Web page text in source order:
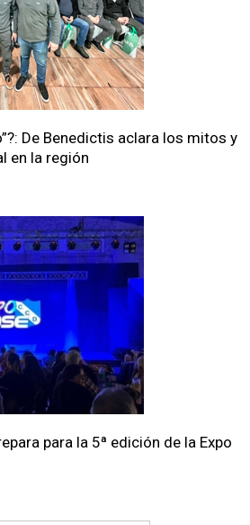
De Benedictis aclara los mitos y
en la región
para la 5ª edición de la Expo